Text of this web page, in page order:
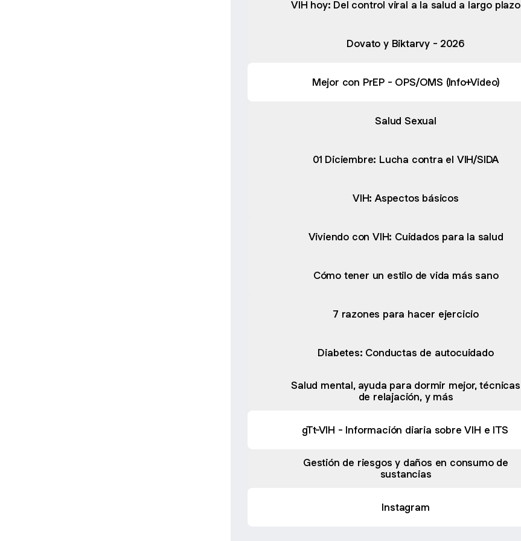
VIH hoy: Del control viral a la salud a largo plazo
Dovato y Biktarvy - 2026
Mejor con PrEP - OPS/OMS (Info+Video)
Salud Sexual
01 Diciembre: Lucha contra el VIH/SIDA
VIH: Aspectos básicos
Viviendo con VIH: Cuidados para la salud
Cómo tener un estilo de vida más sano
7 razones para hacer ejercicio
Diabetes: Conductas de autocuidado
Salud mental, ayuda para dormir mejor, técnicas
de relajación, y más
gTt-VIH - Información diaria sobre VIH e ITS
Gestión de riesgos y daños en consumo de
sustancias
Instagram